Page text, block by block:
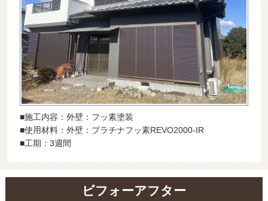
プライバシーポリシー
■施工内容：外壁：フッ素塗装
■使用材料：外壁：プラチナフッ素REVO2000-IR
■工期：3週間
ビフォーアフター